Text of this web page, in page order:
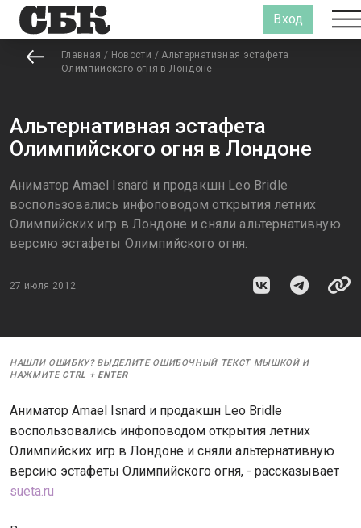
Вход
Главная / Новости / Альтернативная эстафета
Олимпийского огня в Лондоне
Альтернативная эстафета
Олимпийского огня в Лондоне
Аниматор Amael Isnard и продакшн Leo Bridle
воспользовались инфоповодом открытия летних
Олимпийских игр в Лондоне и сняли альтернативную
версию эстафеты Олимпийского огня.
27 июля 2012
НАШЛИ ОШИБКУ? ВЫДЕЛИТЕ ОШИБОЧНЫЙ ТЕКСТ МЫШКОЙ И
НАЖМИТЕ CTRL + ENTER
Аниматор Amael Isnard и продакшн Leo Bridle
воспользовались инфоповодом открытия летних
Олимпийских игр в Лондоне и сняли альтернативную
версию эстафеты Олимпийского огня, - рассказывает
sueta.ru